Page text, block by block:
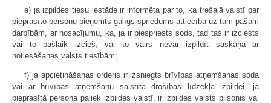
e) ja izpildes tiesu iestāde ir informēta par to, ka trešajā valstī par
pieprasīto personu pieņemts galīgs spriedums attiecībā uz tām pašām
darbībām, ar nosacījumu, ka, ja ir piespriests sods, tad tas ir izciests
vai to pašlaik izcieš, vai to vairs nevar izpildīt saskaņā ar
notiesāšanas valsts tiesībām;
f) ja apcietināšanas orderis ir izsniegts brīvības atņemšanas soda
vai ar brīvības atņemšanu saistīta drošības līdzekļa izpildei, ja
pieprasītā persona paliek izpildes valstī, ir izpildes valsts pilsonis vai